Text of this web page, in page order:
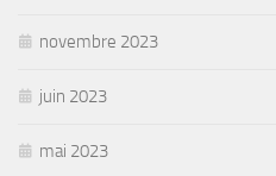
novembre 2023
juin 2023
mai 2023